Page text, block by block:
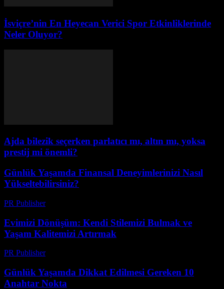
İsviçre’nin En Heyecan Verici Spor Etkinliklerinde
Neler Oluyor?
Ajda bilezik seçerken parlatıcı mı, altın mı, yoksa
prestij mi önemli?
Günlük Yaşamda Finansal Deneyimlerinizi Nasıl
Yükseltebilirsiniz?
PR Publisher-
Evimizi Dönüşüm: Kendi Stilemizi Bulmak ve
Yaşam Kalitemizi Artırmak
PR Publisher-
Günlük Yaşamda Dikkat Edilmesi Gereken 10
Anahtar Nokta